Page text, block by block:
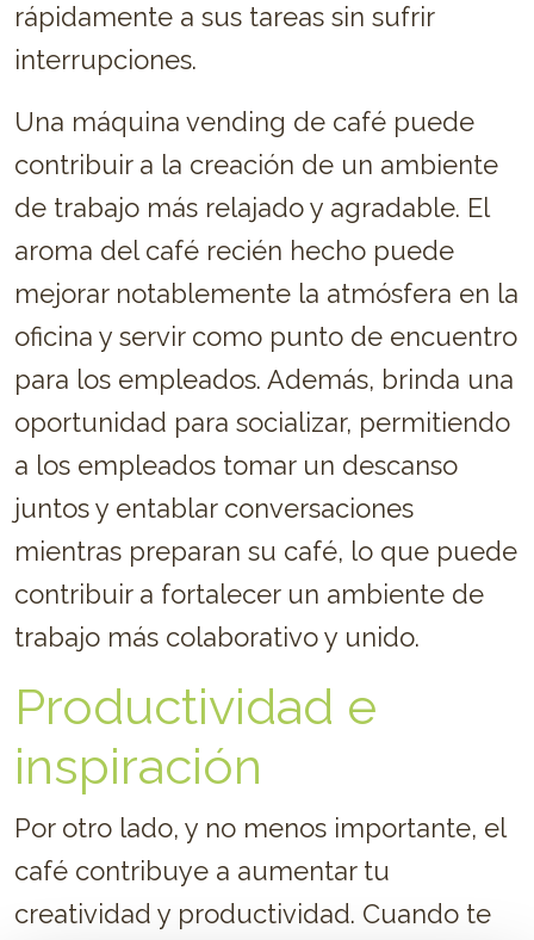
rápidamente a sus tareas sin sufrir
interrupciones.
Una máquina vending de café puede
contribuir a la creación de un ambiente
de trabajo más relajado y agradable. El
aroma del café recién hecho puede
mejorar notablemente la atmósfera en la
oficina y servir como punto de encuentro
para los empleados. Además, brinda una
oportunidad para socializar, permitiendo
a los empleados tomar un descanso
juntos y entablar conversaciones
mientras preparan su café, lo que puede
contribuir a fortalecer un ambiente de
trabajo más colaborativo y unido.
Productividad e
inspiración
Por otro lado, y no menos importante, el
café contribuye a aumentar tu
creatividad y productividad. Cuando te